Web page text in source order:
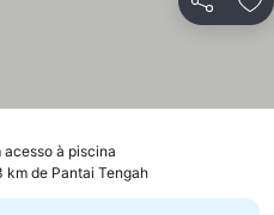
Partilhar
à piscina
km de Pantai Tengah